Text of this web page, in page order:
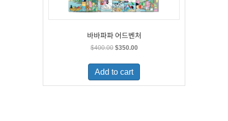
바바파파 어드벤처
$400.00 Original
was:
$400.00.
$350.00Current
is:
Add to cart